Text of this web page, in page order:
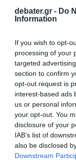
debater.gr - Do
Information
If you wish to opt-
processing of your
targeted
section to confirm
opt-out request is
interest-based ads
us or personal
your opt-out. You
disclosure of your
IAB’s list of
also be disclosed
Downstream
Στενών του
αποδεχθούν
Ιός Δυτικού
τελευταίες
ΠΑΣΟΚ: Η
της για να
επαναλάβει
της